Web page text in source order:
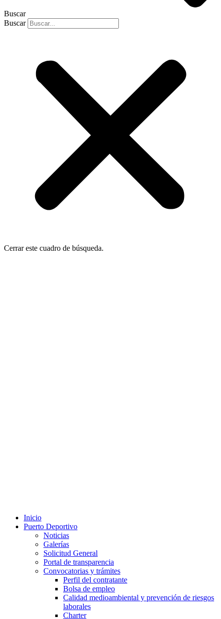
Buscar
Buscar
Cerrar este cuadro de búsqueda.
Inicio
Puerto Deportivo
Noticias
Galerías
Solicitud General
Portal de transparencia
Convocatorias y trámites
Perfil del contratante
Bolsa de empleo
Calidad medioambiental y prevención de riesgos
laborales
Charter